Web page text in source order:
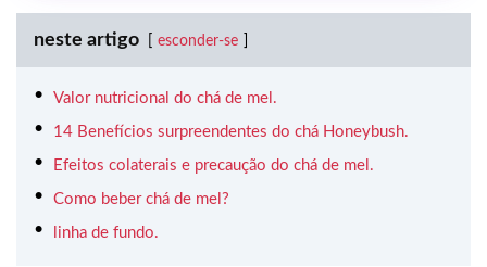
neste artigo esconder-se
Valor nutricional do chá de mel.
14 Benefícios surpreendentes do chá Honeybush.
Efeitos colaterais e precaução do chá de mel.
Como beber chá de mel?
linha de fundo.